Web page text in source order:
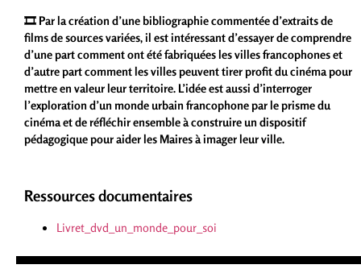
🎞️ Par la création d’une bibliographie commentée d’extraits de
films de sources variées, il est intéressant d’essayer de comprendre
d’une part comment ont été fabriquées les villes francophones et
d’autre part comment les villes peuvent tirer profit du cinéma pour
mettre en valeur leur territoire. L’idée est aussi d’interroger
l’exploration d’un monde urbain francophone par le prisme du
cinéma et de réfléchir ensemble à construire un dispositif
pédagogique pour aider les Maires à imager leur ville.
Ressources documentaires
Livret_dvd_un_monde_pour_soi